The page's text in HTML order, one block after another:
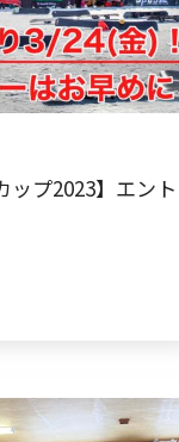
ップ2023】エント